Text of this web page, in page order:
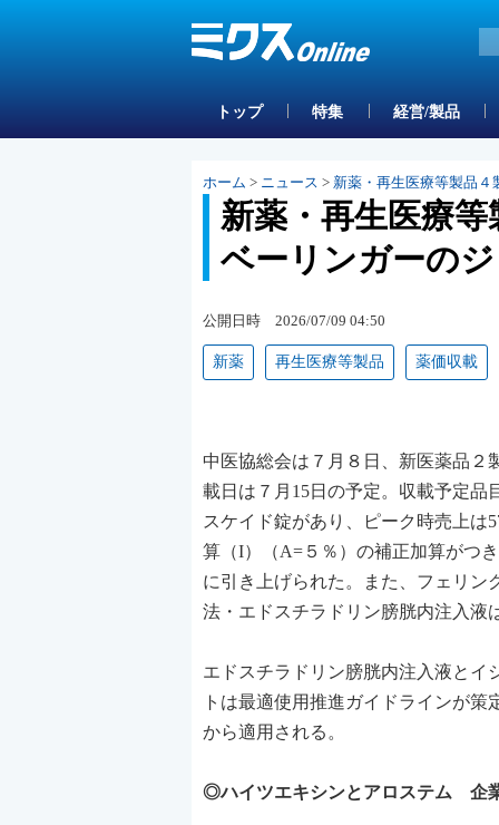
トップ 特集 経営/製品
ホーム > ニュース > 新薬・再生医療等製品
新薬・再生医療
ベーリンガーの
公開日時 2026/07/09 04:50
新薬 再生医療等製品 薬価収載
中医協総会は７月８日、新医薬品２
載日は７月15日の予定。収載予定
スケイド錠があり、ピーク時売上は
算（I）（A=５％）の補正加算がつ
に引き上げられた。また、フェリン
法・エドスチラドリン膀胱内注入液
エドスチラドリン膀胱内注入液とイ
トは最適使用推進ガイドラインが
から適用される。
◎ハイツエキシンとアロステム 企